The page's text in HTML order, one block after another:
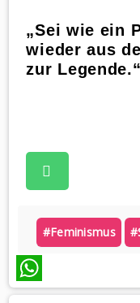
„Sei wie ein
wieder aus
zur
#feminismus
WhatsApp